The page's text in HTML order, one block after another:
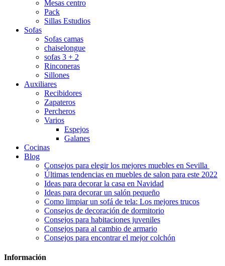
Mesas centro
Pack
Sillas Estudios
Sofas
Sofas camas
chaiselongue
sofas 3 + 2
Rinconeras
Sillones
Auxiliares
Recibidores
Zapateros
Percheros
Varios
Espejos
Galanes
Cocinas
Blog
Consejos para elegir los mejores muebles en Sevilla
Últimas tendencias en muebles de salon para este 2022
Ideas para decorar la casa en Navidad
Ideas para decorar un salón pequeño
Como limpiar un sofá de tela: Los mejores trucos
Consejos de decoración de dormitorio
Consejos para habitaciones juveniles
Consejos para al cambio de armario
Consejos para encontrar el mejor colchón
Información